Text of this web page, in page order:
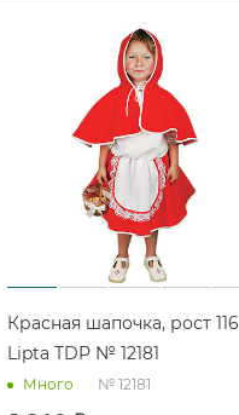
Красная шапочка, рост 116
Lipta TDP № 12181
Много № 12181